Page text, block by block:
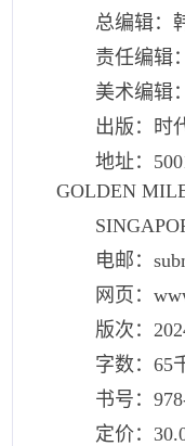
总编辑：
责任编
美术编辑
出版：时
地址：
GOLDEN
电邮：
网页：
版次：
字数：65
书号：
定价：